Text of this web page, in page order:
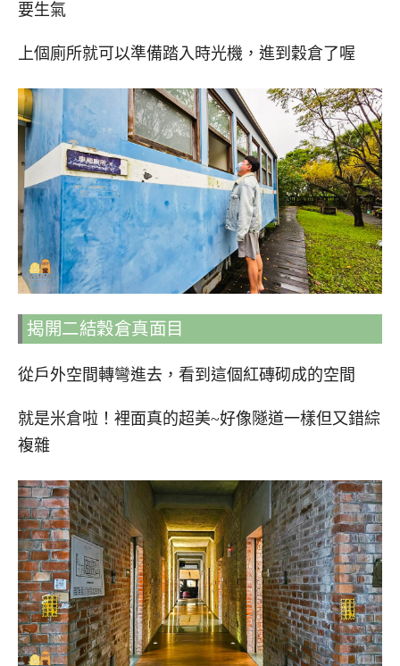
要生氣
上個廁所就可以準備踏入時光機，進到穀倉了喔
揭開二結穀倉真面目
從戶外空間轉彎進去，看到這個紅磚砌成的空間
就是米倉啦！裡面真的超美~好像隧道一樣但又錯綜
複雜